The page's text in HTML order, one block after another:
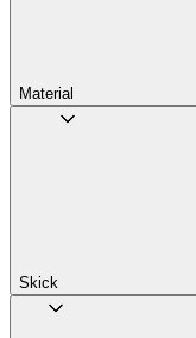
Material
Skick